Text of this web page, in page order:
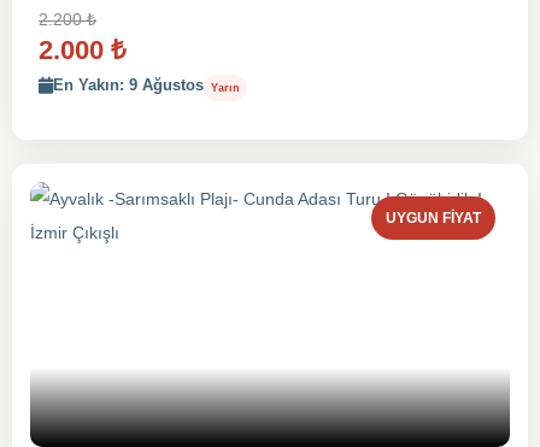
2.200₺
2.000 ₺
En Yakın: 9 Ağustos Yarın
UYGUN FIYAT